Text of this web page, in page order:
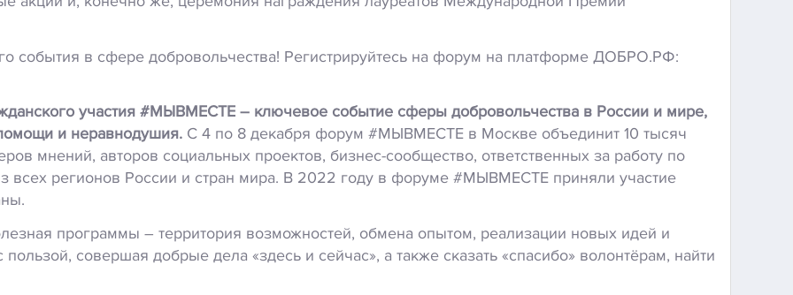
события в сфере добровольчества! Регистрируйтесь на форум на платформе ДОБРО.РФ:
участия #МЫВМЕСТЕ – ключевое событие сферы добровольчества в России и мире,
и неравнодушия. С 4 по 8 декабря форум #МЫВМЕСТЕ в Москве объединит 10 тысяч
мнений, авторов социальных проектов, бизнес-сообщество, ответственных за работу по
всех регионов России и стран мира. В 2022 году в форуме #МЫВМЕСТЕ приняли участие
программы – территория возможностей, обмена опытом, реализации новых идей и
совершая добрые дела «здесь и сейчас», а также сказать «спасибо» волонтёрам, найти